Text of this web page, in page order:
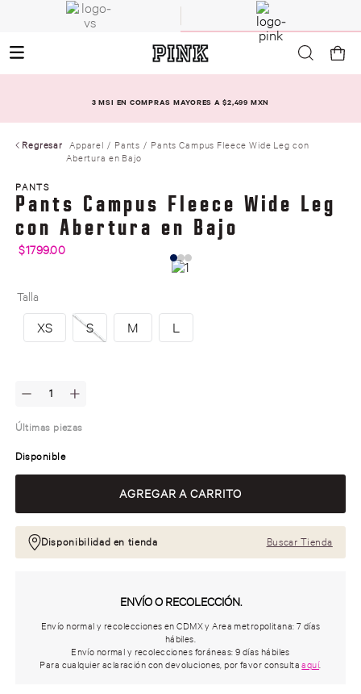
3 MSI EN COMPRAS MAYORES A $2,499 MXN
Regresar Apparel Pants
Pants Campus Fleece Wide Leg con
Abertura en Bajo
PANTS
Pants Campus Fleece Wide Leg
con Abertura en Bajo
$1799.00
Talla
XS S M L
Últimas piezas
Disponible
Disponibilidad en tienda Buscar Tienda
ENVÍO O RECOLECCIÓN.
Envío normal y recolecciones en CDMX y Area metropolitana: 7 días
hábiles.
Envío normal y recolecciones foráneas: 9 días hábiles
Para cualquier aclaración con devoluciones, por favor consultaaquí.